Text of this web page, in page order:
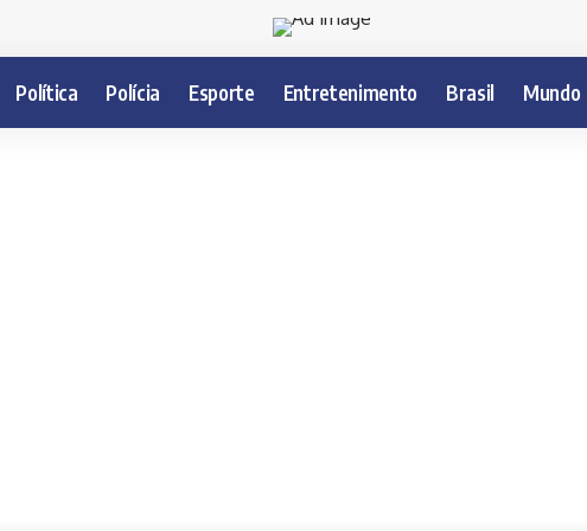
Política Polícia Esporte Entretenimento Brasil Mundo